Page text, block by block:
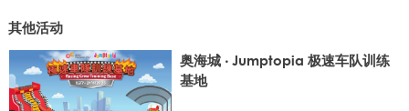
其他活动
奥海城 ‧ Jumptopia 极速车队训练
基地